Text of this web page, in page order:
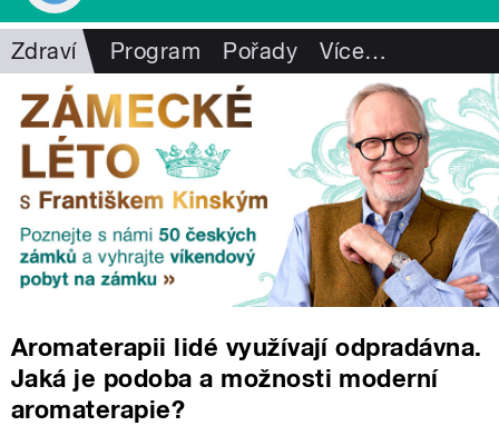
Zdraví Program Pořady Více…
Aromaterapii lidé využívají odpradávna.
Jaká je podoba a možnosti moderní
aromaterapie?